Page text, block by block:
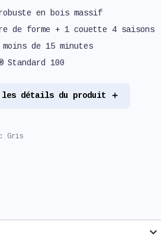
en bois massif
de forme + 1 couette 4 saisons
de 15 minutes
Standard 100
détails du produit
Gris
expand_more